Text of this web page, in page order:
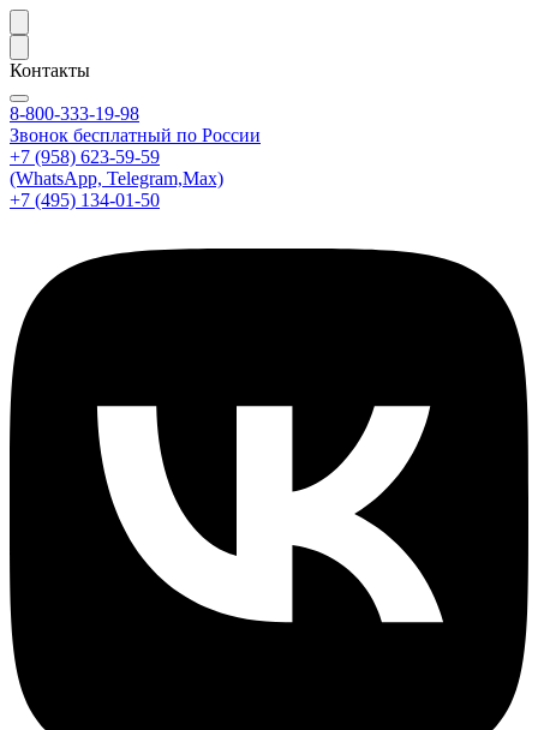
Контакты
8-800-333-19-98
Звонок бесплатный по России
+7 (958) 623-59-59
(WhatsApp, Telegram,Max)
+7 (495) 134-01-50